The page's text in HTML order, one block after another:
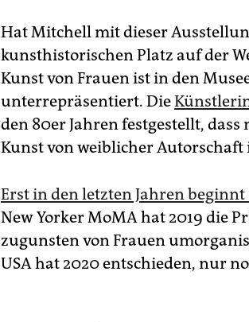
Hat Mitchell mit dieser
kunsthistorischen Platz auf der
Kunst von Frauen ist in den
unterrepräsentiert. Die
den 80er Jahren festgestellt,
Kunst von weiblicher Autorschaft
Erst in den letzten Jahren
New Yorker MoMA hat 2019 die
zugunsten von Frauen
USA hat 2020 entschieden, nur